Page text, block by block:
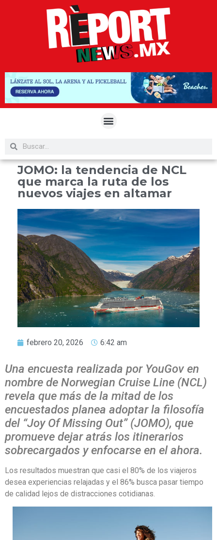
JOMO: la tendencia de NCL
que marca la ruta de los
nuevos viajes en altamar
febrero 20, 2026 6:42 am
Una encuesta realizada por YouGov en
nombre de Norwegian Cruise Line (NCL)
revela que más de la mitad de los
encuestados planea adoptar la filosofía
del “Joy Of Missing Out” (JOMO), que
promueve dejar atrás los itinerarios
sobrecargados y enfocarse en el ahora.
Los resultados muestran que casi el 80% de los viajeros
desea experiencias relajadas y el 86% busca pasar tiempo
de calidad lejos de distracciones cotidianas.